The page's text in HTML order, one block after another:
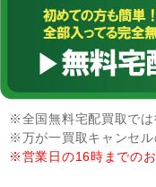
※全国無料宅配買取で
※万が一買取キャンセ
※営業日の16時までの